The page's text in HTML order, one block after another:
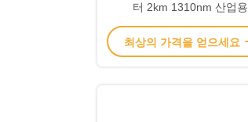
터 2km 1310nm 산업용
최상의 가격을 얻으세요